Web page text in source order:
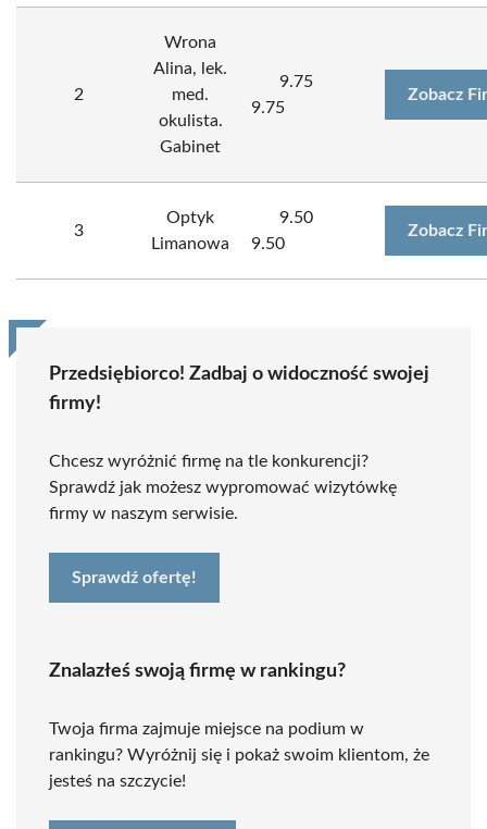
2
Wrona
Alina, lek.
med.
okulista.
Gabinet
9.75
9.75
Zobacz
3
Optyk
Limanowa
9.50
9.50
Zobacz
Przedsiębiorco! Zadbaj o widoczność swojej
firmy!
Chcesz wyróżnić firmę na tle konkurencji?
Sprawdź jak możesz wypromować wizytówkę
firmy w naszym serwisie.
Sprawdź ofertę!
Znalazłeś swoją firmę w rankingu?
Twoja firma zajmuje miejsce na podium w
rankingu? Wyróżnij się i pokaż swoim klientom, że
jesteś na szczycie!